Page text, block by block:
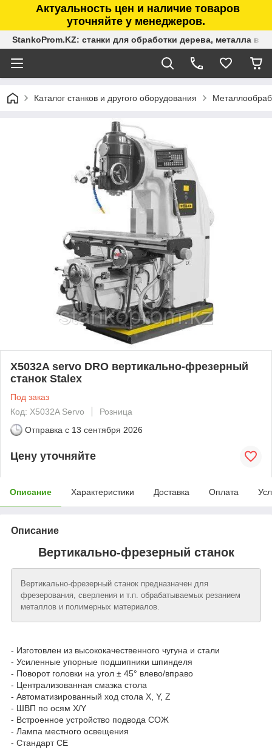
Актуальность цен и наличие товаров
уточняйте у менеджеров.
StankoProm.KZ: станки для обработки дерева, металла в
Каталог станков и другого оборудования
X5032A servo DRO вертикально-фрезерный
станок Stalex
Под заказ
Код: X5032A Servo
Розница
Отправка с 13 сентября 2026
Цену уточняйте
Описание Характеристики Доставка Оплата
Описание
Вертикально-фрезерный станок
Вертикально-фрезерный станок предназначен для
фрезерования, сверления и т.п. обрабатываемых резанием
металлов и полимерных материалов.
- Изготовлен из высококачественного чугуна и стали
- Усиленные упорные подшипники шпинделя
- Поворот головки на угол ± 45° влево/вправо
- Централизованная смазка стола
- Автоматизированный ход стола X, Y, Z
- ШВП по осям X/Y
- Встроенное устройство подвода СОЖ
- Лампа местного освещения
- Стандарт СЕ